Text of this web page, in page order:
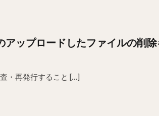
アップロードしたファイルの削
・再発行すること […]